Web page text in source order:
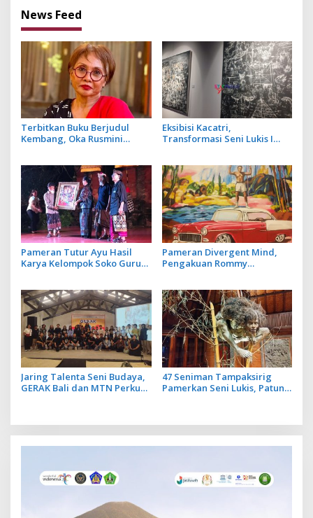
News Feed
Terbitkan Buku Berjudul
Kembang, Oka Rusmini
Eksibisi Kacatri,
Transformasi Seni Lukis I
Pameran Tutur Ayu Hasil
Karya Kelompok Soko Guru
Pameran Divergent Mind,
Pengakuan Rommy
yang Dihasilkan
Jaring Talenta Seni Budaya,
GERAK Bali dan MTN Perkuat
47 Seniman Tampaksirig
Pamerkan Seni Lukis, Patung